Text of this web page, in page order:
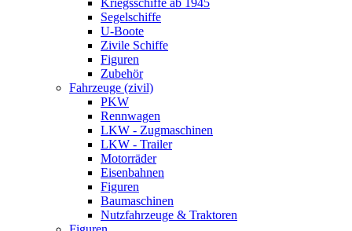
Kriegsschiffe ab 1945
Segelschiffe
U-Boote
Zivile Schiffe
Figuren
Zubehör
Fahrzeuge (zivil)
PKW
Rennwagen
LKW - Zugmaschinen
LKW - Trailer
Motorräder
Eisenbahnen
Figuren
Baumaschinen
Nutzfahrzeuge & Traktoren